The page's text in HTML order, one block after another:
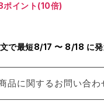
イント(10倍)
で最短8/17 〜 8/18 に発
品に関するお問い合わ